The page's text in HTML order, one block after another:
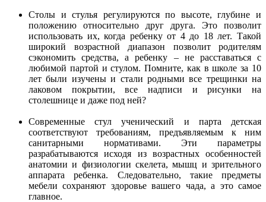
Столы и стулья регулируются по высоте, глубине и
положению относительно друг друга. Это позволит
использовать их, когда ребенку от 4 до 18 лет. Такой
широкий возрастной диапазон позволит родителям
сэкономить средства, а ребенку – не расставаться с
любимой партой и стулом. Помните, как в школе за 10
лет были изучены и стали родными все трещинки на
лаковом покрытии, все надписи и рисунки на
столешнице и даже под ней?
Современные стул ученический и парта детская
соответствуют требованиям, предъявляемым к ним
санитарными нормативами. Эти параметры
разрабатываются исходя из возрастных особенностей
анатомии и физиологии скелета, мышц и зрительного
аппарата ребенка. Следовательно, такие предметы
мебели сохраняют здоровье вашего чада, а это самое
главное.